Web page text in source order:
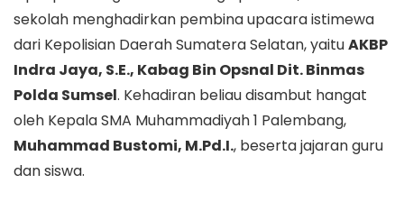
sekolah menghadirkan pembina upacara istimewa
dari Kepolisian Daerah Sumatera Selatan, yaituAKBP
Indra Jaya, S.E., Kabag Bin Opsnal Dit. Binmas
Polda Sumsel. Kehadiran beliau disambut hangat
oleh Kepala SMA Muhammadiyah 1 Palembang,
Muhammad Bustomi, M.Pd.I., beserta jajaran guru
dan siswa.